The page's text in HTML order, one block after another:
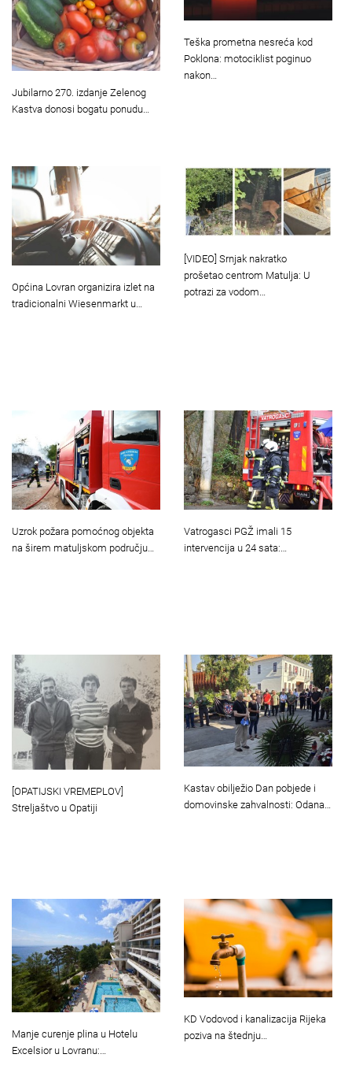
Jubilarno 270. izdanje Zelenog
Kastva donosi bogatu ponudu…
Teška prometna nesreća kod
Poklona: motociklist poginuo
nakon…
Općina Lovran organizira izlet na
tradicionalni Wiesenmarkt u…
[VIDEO] Srnjak nakratko
prošetao centrom Matulja: U
potrazi za vodom…
Uzrok požara pomoćnog objekta
na širem matuljskom području…
Vatrogasci PGŽ imali 15
intervencija u 24 sata:…
[OPATIJSKI VREMEPLOV]
Streljaštvo u Opatiji
Kastav obilježio Dan pobjede i
domovinske zahvalnosti: Odana…
Manje curenje plina u Hotelu
Excelsior u Lovranu:…
KD Vodovod i kanalizacija Rijeka
poziva na štednju…